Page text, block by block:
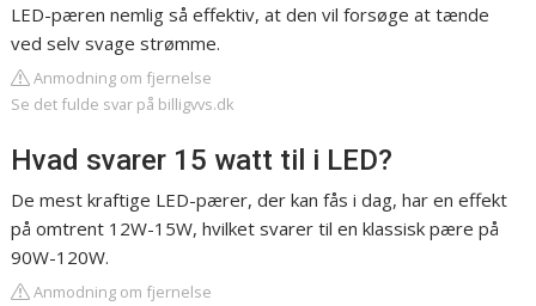
LED-pæren nemlig så effektiv, at den vil forsøge at tænde
ved selv svage strømme.
Anmodning om fjernelse
Se det fulde svar på billigvvs.dk
Hvad svarer 15 watt til i LED?
De mest kraftige LED-pærer, der kan fås i dag, har en effekt
på omtrent 12W-15W, hvilket svarer til en klassisk pære på
90W-120W.
Anmodning om fjernelse